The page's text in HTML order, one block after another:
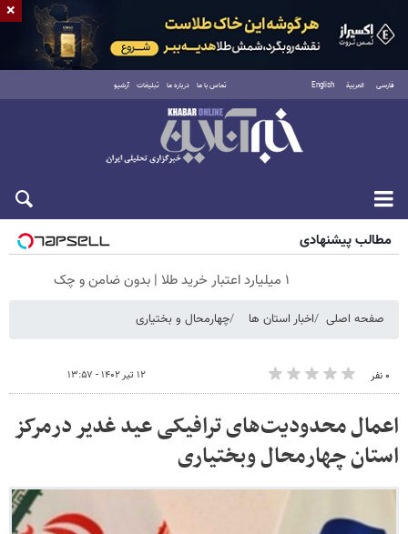
فارسی العربية English تماس با ما درباره ما تبلیغات آرشیو
جمعه ۱۶ مرداد ۱۴۰۵
مطالب پیشنهادی
۱ میلیارد اعتبار خرید طلا | بدون ضامن و چک
صفحه اصلی اخبار استان ها چهارمحال و بختیاری
۰ نفر ۱۲ تیر ۱۴۰۲ - ۱۳:۵۷
اعمال محدودیت‌های ترافیکی عید غدیر درمرکز
استان چهارمحال وبختیاری
×